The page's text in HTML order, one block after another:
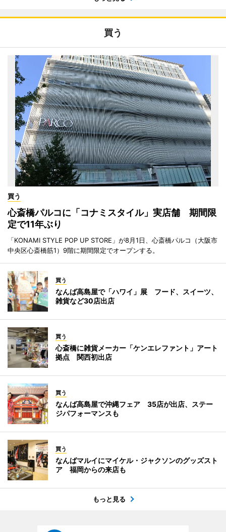
買う
買う
心斎橋パルコに「コナミスタイル」実店舗 期間限
定で11年ぶり
「KONAMI STYLE POP UP STORE」が8月1日、心斎橋パルコ（大阪市
中央区心斎橋筋1）9階に期間限定でオープンする。
買う
なんば高島屋で「ハワイ」展 フード、スイーツ、
雑貨など30店出店
買う
心斎橋に雑貨メーカー「ケンエレファント」アート
拠点 関西初出店
買う
なんば高島屋で沖縄フェア 35店が出店、ステー
ジパフォーマンスも
買う
なんばマルイにマイケル・ジャクソンのグッズスト
ア 福岡からの来店も
もっと見る